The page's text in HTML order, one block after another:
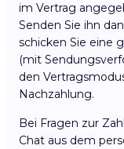
im Vertrag
Senden Sie ihn
schicken Sie eine
(mit
den
Nachzahlung.
Bei Fragen zur
Chat aus dem